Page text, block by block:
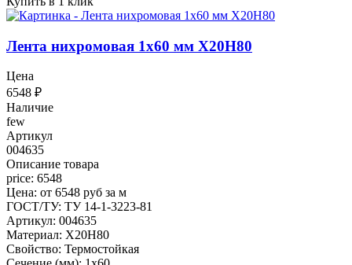
Лента нихромовая 1x60 мм Х20Н80
Цена
6548 ₽
Наличие
few
Артикул
004635
Описание товара
price: 6548
Цена: от 6548 руб за м
ГОСТ/ТУ: ТУ 14-1-3223-81
Артикул: 004635
Материал: Х20Н80
Свойство: Термостойкая